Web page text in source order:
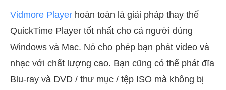
Vidmore Player hoàn toàn là giải pháp thay thế
QuickTime Player tốt nhất cho cả người dùng
Windows và Mac. Nó cho phép bạn phát video và
nhạc với chất lượng cao. Bạn cũng có thể phát đĩa
Blu-ray và DVD / thư mục / tệp ISO mà không bị